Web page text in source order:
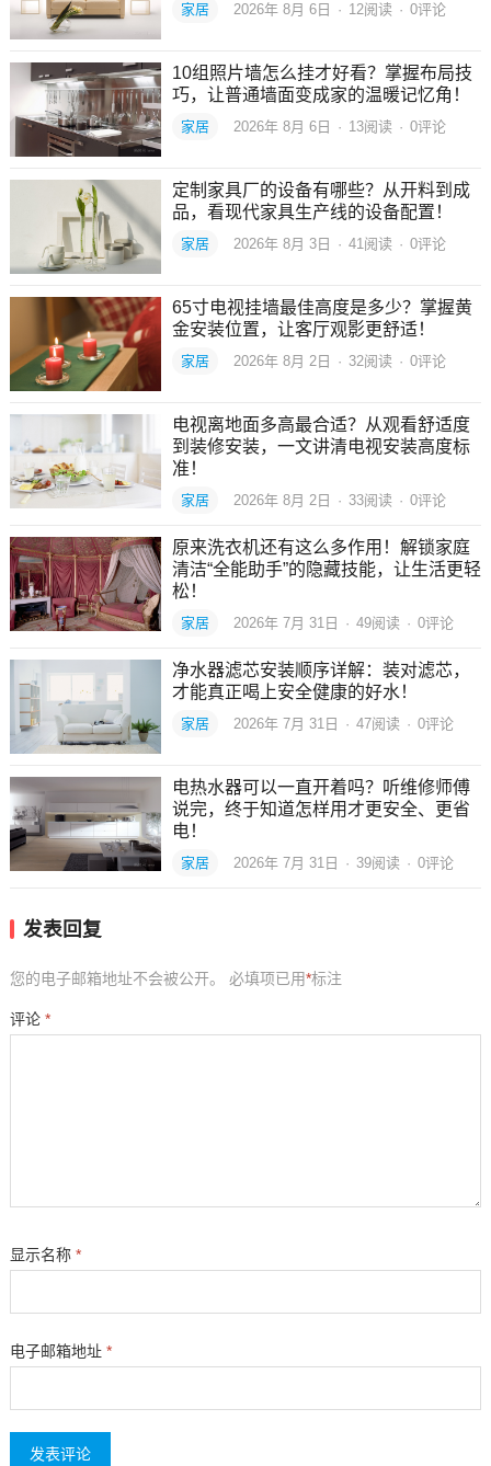
家居 2026年 8月 6日 · 12阅读 · 0评论
10组照片墙怎么挂才好看？掌握布局技
巧，让普通墙面变成家的温暖记忆角！
家居 2026年 8月 6日 · 13阅读 · 0评论
定制家具厂的设备有哪些？从开料到成
品，看现代家具生产线的设备配置！
家居 2026年 8月 3日 · 41阅读 · 0评论
65寸电视挂墙最佳高度是多少？掌握黄
金安装位置，让客厅观影更舒适！
家居 2026年 8月 2日 · 32阅读 · 0评论
电视离地面多高最合适？从观看舒适度
到装修安装，一文讲清电视安装高度标
准！
家居 2026年 8月 2日 · 33阅读 · 0评论
原来洗衣机还有这么多作用！解锁家庭
清洁“全能助手”的隐藏技能，让生活更轻
松！
家居 2026年 7月 31日 · 49阅读 · 0评论
净水器滤芯安装顺序详解：装对滤芯，
才能真正喝上安全健康的好水！
家居 2026年 7月 31日 · 47阅读 · 0评论
电热水器可以一直开着吗？听维修师傅
说完，终于知道怎样用才更安全、更省
电！
家居 2026年 7月 31日 · 39阅读 · 0评论
发表回复
您的电子邮箱地址不会被公开。 必填项已用*标注
评论 *
显示名称 *
电子邮箱地址 *